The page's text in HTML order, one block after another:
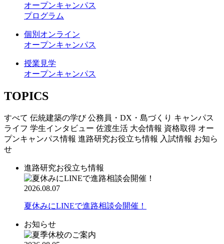
オープンキャンパス
プログラム
個別オンライン
オープンキャンパス
授業見学
オープンキャンパス
TOPICS
すべて 伝統建築の学び 公務員・DX・島づくり キャンパス
ライフ 学生インタビュー 佐渡生活 大会情報 資格取得 オー
プンキャンパス情報 進路研究お役立ち情報 入試情報 お知ら
せ
進路研究お役立ち情報
2026.08.07
夏休みにLINEで進路相談会開催！
お知らせ